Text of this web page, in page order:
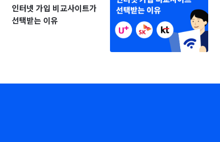
인터넷 가입 비교사이트가
선택받는 이유